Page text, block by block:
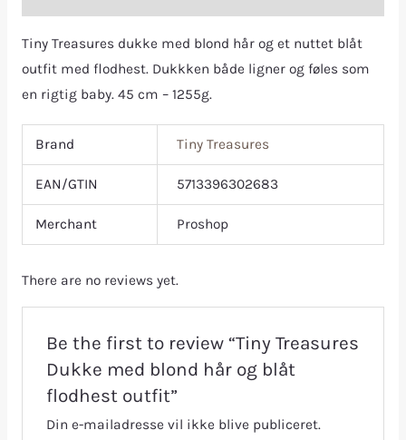
Tiny Treasures dukke med blond hår og et nuttet blåt
outfit med flodhest. Dukkken både ligner og føles som
en rigtig baby. 45 cm – 1255g.
Brand Tiny Treasures
EAN/GTIN 5713396302683
Merchant Proshop
There are no reviews yet.
Be the first to review “Tiny Treasures
Dukke med blond hår og blåt
flodhest outfit”
Din e-mailadresse vil ikke blive publiceret.